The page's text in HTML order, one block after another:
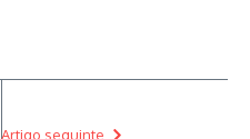
Artigo seguinte